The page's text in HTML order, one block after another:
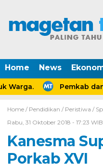
Home News
Pemkab dan
Home / Pendidikan / Peristiwa /
Rabu, 31 Oktober 2018 - 17:23 WIB
Kanesma
Porkab XVI